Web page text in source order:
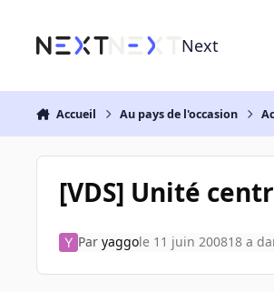
Next
Accueil Au pays de l'occasion
[VDS] Unité
Par yaggole 11 juin 200818 a